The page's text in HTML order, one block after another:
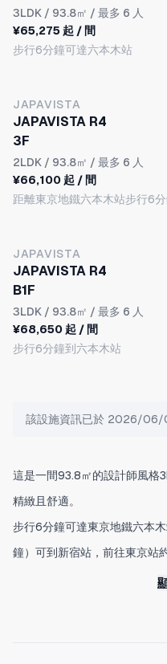
3LDK / 93.8㎡ / 最多 6 人
¥65,275 起 / 間
步行6分鐘可達六本木站
JAPAVISTA
JAPAVISTA R4
3F
2LDK / 93.8㎡ / 最多 6 人
¥66,100 起 / 間
距離東京地鐵六本木站步行6
JAPAVISTA
JAPAVISTA R4
B1F
3LDK / 93.8㎡ / 最多 6 人
¥68,650 起 / 間
步行6分鐘到六本木站
該設施資訊已於 2026/06/
這是一間93.8㎡的設計師風格
精緻且舒適。
步行6分鐘可達東京地鐵六本
鐘）可到新宿站，前往東京站
前往羽田機場約39分鐘（轉乘